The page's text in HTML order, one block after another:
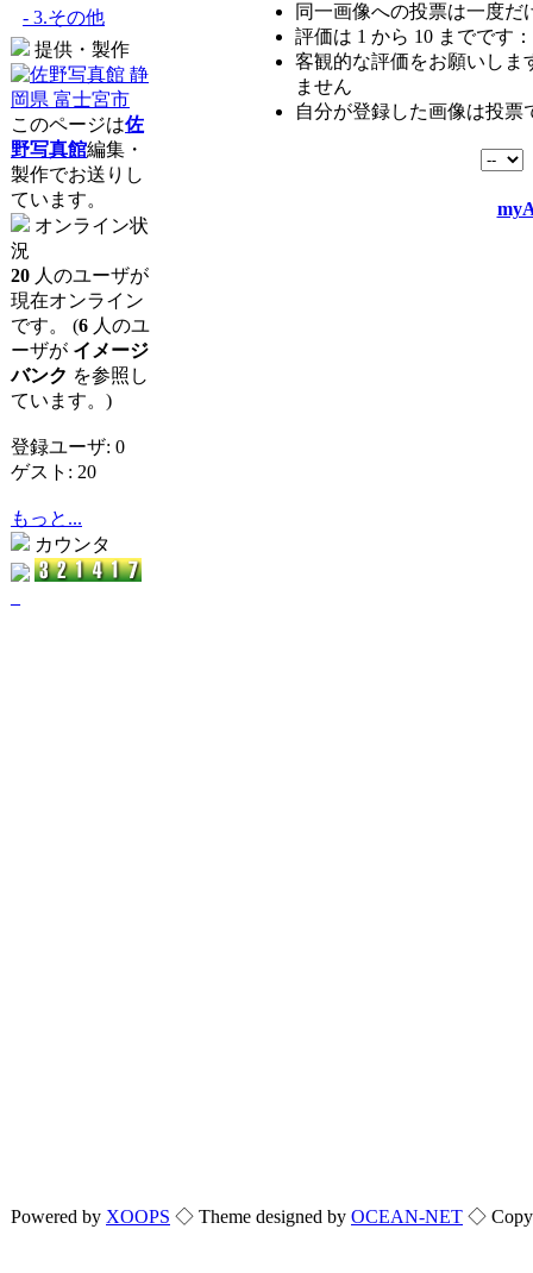
- 3.その他
提供・製作
このページは佐
野写真館編集・
製作でお送りし
ています。
オンライン状
況
20 人のユーザが
現在オンライン
です。 (6 人のユ
ーザが イメージ
バンク を参照し
ています。)
登録ユーザ: 0
ゲスト: 20
もっと...
カウンタ
同一画像への投票は一度だ
評価は 1 から 10 までです
客観的な評価をお願いしま
ません
自分が登録した画像は投票
Powered by XOOPS ◇ Theme designed by OCEAN-NET ◇